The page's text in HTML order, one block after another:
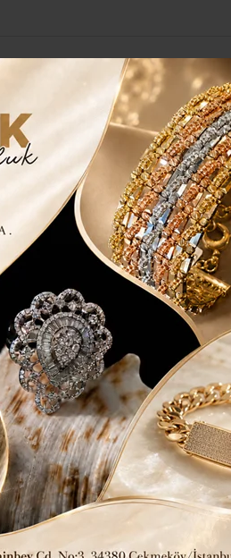
Siyaset Kültür Sanat
GÖREV
406 Tüm Manşetler